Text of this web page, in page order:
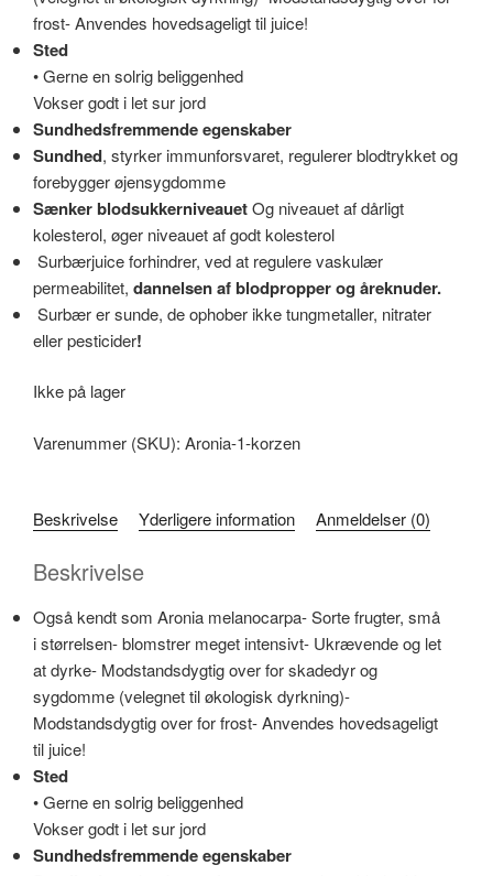
frost- Anvendes hovedsageligt til juice!
Sted
• Gerne en solrig beliggenhed
Vokser godt i let sur jord
Sundhedsfremmende egenskaber
Sundhed, styrker immunforsvaret, regulerer blodtrykket og
forebygger øjensygdomme
Sænker blodsukkerniveauetOg niveauet af dårligt
kolesterol, øger niveauet af godt kolesterol
Surbærjuice forhindrer, ved at regulere vaskulær
permeabilitet, dannelsen af blodpropper og åreknuder.
Surbær er sunde, de ophober ikke tungmetaller, nitrater
eller pesticider!
Ikke på lager
Varenummer (SKU): Aronia-1-korzen
Beskrivelse Yderligere information Anmeldelser (0)
Beskrivelse
Også kendt som Aronia melanocarpa- Sorte frugter, små
i størrelsen- blomstrer meget intensivt- Ukrævende og let
at dyrke- Modstandsdygtig over for skadedyr og
sygdomme (velegnet til økologisk dyrkning)-
Modstandsdygtig over for frost- Anvendes hovedsageligt
til juice!
Sted
• Gerne en solrig beliggenhed
Vokser godt i let sur jord
Sundhedsfremmende egenskaber